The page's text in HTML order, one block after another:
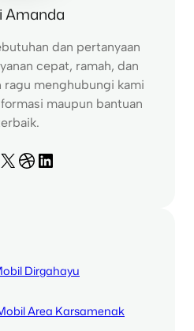
Amanda
dan pertanyaan
cepat, ramah, dan
ragu menghubungi kami
maupun bantuan
X Dribbble LinkedIn
Dirgahayu
Area Karsamenak